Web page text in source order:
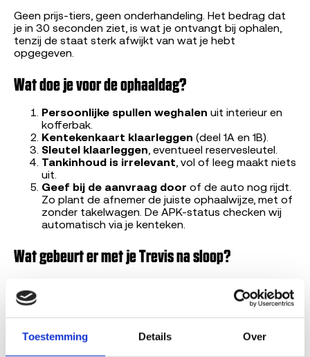
Toestemming Details Over
Geen prijs-tiers, geen onderhandeling. Het bedrag dat
je in 30 seconden ziet, is wat je ontvangt bij ophalen,
tenzij de staat sterk afwijkt van wat je hebt
opgegeven.
Wat doe je voor de ophaaldag?
Persoonlijke spullen weghalen uit interieur en
kofferbak.
Kentekenkaart klaarleggen (deel 1A en 1B).
Sleutel klaarleggen, eventueel reservesleutel.
Tankinhoud is irrelevant, vol of leeg maakt niets
uit.
Geef bij de aanvraag door of de auto nog rijdt.
Zo plant de afnemer de juiste ophaalwijze, met of
zonder takelwagen. De APK-status checken wij
automatisch via je kenteken.
Wat gebeurt er met je Trevis na sloop?
Trevis volgens strikte richtlijnen. Bruikbare onderdelen
zoals koppelingen, motoren, katalysatoren en deuren
een tweede leven. Van het overige gewicht wordt